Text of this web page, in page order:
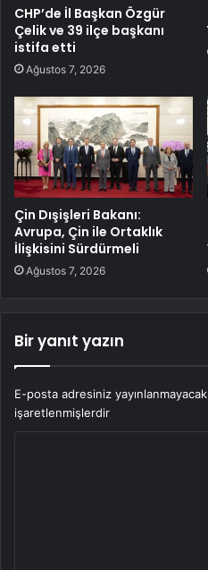
CHP’de İl Başkan Özgür
Çelik ve 39 ilçe başkanı
istifa etti
Ağustos 7, 2026
Çin Dışişleri Bakanı:
Avrupa, Çin ile Ortaklık
İlişkisini Sürdürmeli
Ağustos 7, 2026
Bir yanıt yazın
E-posta adresiniz
işaretlenmişlerdir